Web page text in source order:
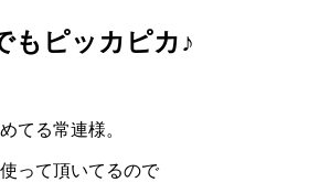
もピッカピカ♪
てる常連様。
って頂いてるので